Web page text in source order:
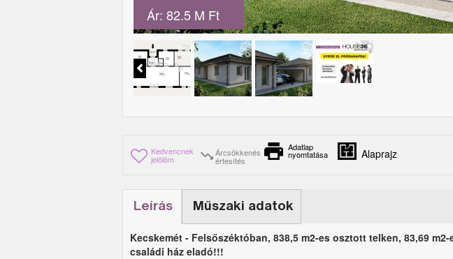
Ár: 82.5 M Ft
Kedvencnek
jelölöm
Árcsökkenés
értesítés
Adatlap
nyomtatása Alaprajz
Leírás Műszaki adatok
Kecskemét - Felsőszéktóban, 838,5 m2-es osztott telken, 83,69
családi ház eladó!!!